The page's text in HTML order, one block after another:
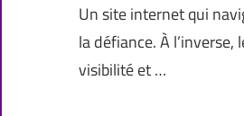
Un site internet qui
la défiance. À
visibilité et …